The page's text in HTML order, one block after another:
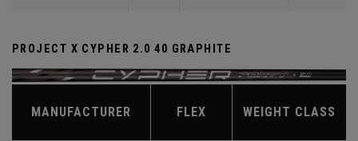
PROJECT X CYPHER 2.0 40 GRAPHITE
MANUFACTURER FLEX WEIGHT CLASS